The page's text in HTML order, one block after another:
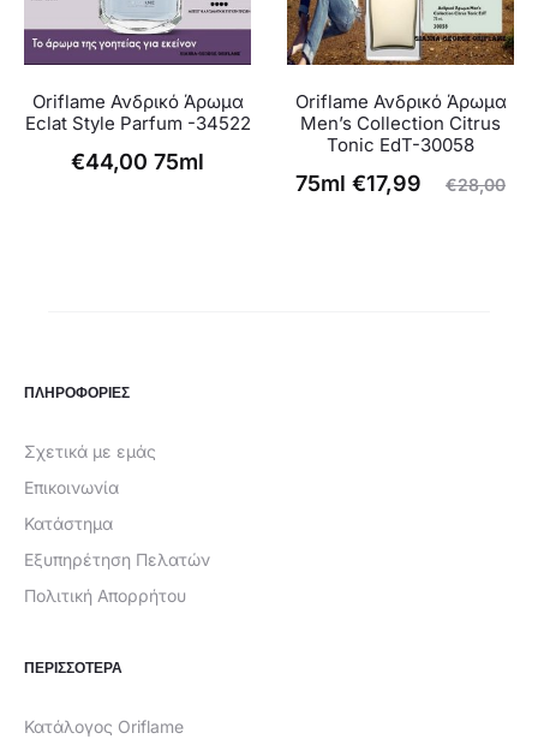
Oriflame Ανδρικό Άρωμα
Eclat Style Parfum -34522
€44,00 75ml
Oriflame Ανδρικό Άρωμα
Men’s Collection Citrus
Tonic EdT-30058
€28,00
Original
€17,99
Η
75ml
ΠΛΗΡΟΦΟΡΙΕΣ
Σχετικά με εμάς
Επικοινωνία
Κατάστημα
Εξυπηρέτηση Πελατών
Πολιτική Απορρήτου
ΠΕΡΙΣΣΟΤΕΡΑ
Κατάλογος Oriflame